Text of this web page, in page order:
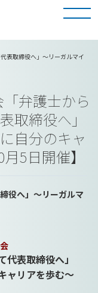
表取締役へ」～リーガルマイ
弁護士から
取締役へ」
自分のキャ
5日開催】
役へ」～リーガルマ
会
代表取締役へ」
ャリアを歩む～